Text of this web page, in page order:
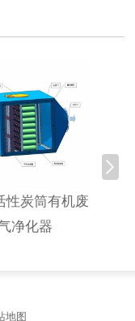
性炭筒有机废
净化器
地图